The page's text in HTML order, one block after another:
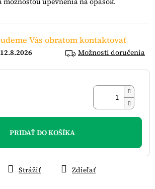
Vás obratom kontaktovať
12.8.2026 Možnosti doručenia
PRIDAŤ DO KOŠÍKA
Strážiť Zdieľať